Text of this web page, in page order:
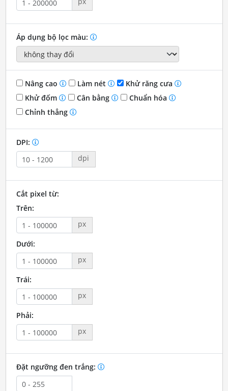
Áp dụng bộ lọc màu:
Nâng cao Làm nét
Khử răng cưa
Khử đốm
Cân bằng
Chuẩn hóa
Chỉnh thẳng
DPI:
dpi
Cắt pixel từ:
Trên:
px
Dưới:
px
Trái:
px
Phải:
px
Đặt ngưỡng đen trắng: